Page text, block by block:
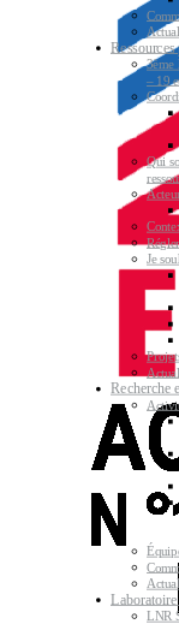
3ème
– 19
Qui
Je
Recherche
Laboratoire
LNR